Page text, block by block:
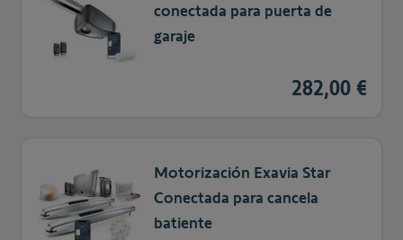
conectada para puerta de
garaje
282,00 €
Motorización Exavia Star
Conectada para cancela
batiente